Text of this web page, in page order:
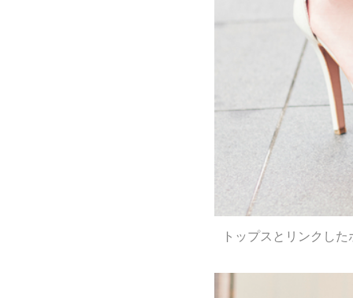
トップスとリンクし